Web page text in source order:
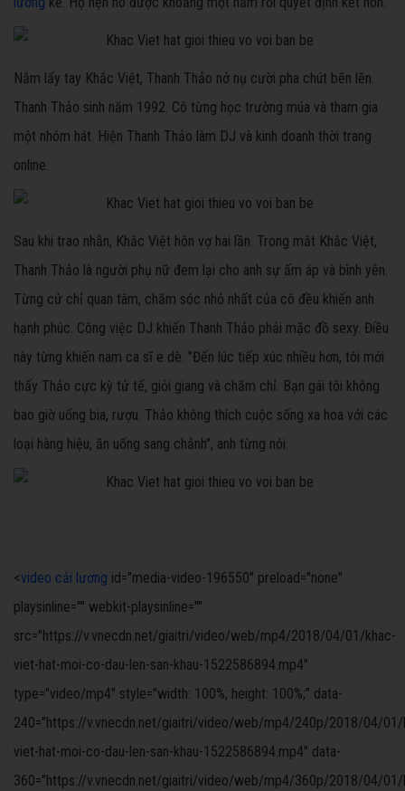
Nắm lấy tay Khắc Việt, Thanh Thảo nở nụ cười pha chút bẽn lẽn.
Thanh Thảo sinh năm 1992. Cô từng học trường múa và tham gia
một nhóm hát. Hiện Thanh Thảo làm DJ và kinh doanh thời trang
online.
Sau khi trao nhẫn, Khắc Việt hôn vợ hai lần. Trong mắt Khắc Việt,
Thanh Thảo là người phụ nữ đem lại cho anh sự ấm áp và bình yên.
Từng cử chỉ quan tâm, chăm sóc nhỏ nhất của cô đều khiến anh
hạnh phúc. Công việc DJ khiến Thanh Thảo phải mặc đồ sexy. Điều
này từng khiến nam ca sĩ e dè. "Đến lúc tiếp xúc nhiều hơn, tôi mới
thấy Thảo cực kỳ tử tế, giỏi giang và chăm chỉ. Bạn gái tôi không
bao giờ uống bia, rượu. Thảo không thích cuộc sống xa hoa với các
loại hàng hiệu, ăn uống sang chảnh", anh từng nói.
<video cải lương id="media-video-196550" preload="none"
playsinline="" webkit-playsinline=""
src="https://v.vnecdn.net/giaitri/video/web/mp4/2018/04/01/khac-
viet-hat-moi-co-dau-len-san-khau-1522586894.mp4"
type="video/mp4" style="width: 100%; height: 100%;" data-
240="https://v.vnecdn.net/giaitri/video/web/mp4/240p/2018/04/01/
viet-hat-moi-co-dau-len-san-khau-1522586894.mp4" data-
360="https://v.vnecdn.net/giaitri/video/web/mp4/360p/2018/04/01/